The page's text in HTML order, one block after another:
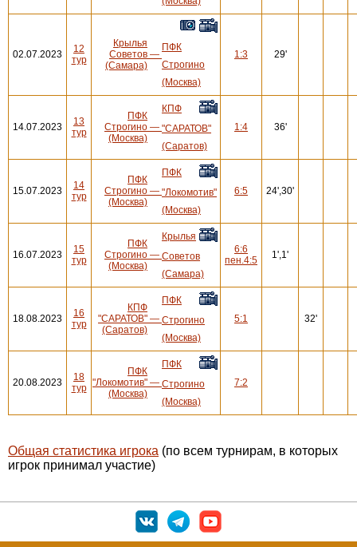
02.07.2023
12
тур
Крылья
Советов
(Самара)
—
ПФК
Строгино
(Москва)
1:3 29'
14.07.2023
13
тур
ПФК
Строгино
(Москва)
—
КПФ
"САРАТОВ"
(Саратов)
1:4 36'
15.07.2023
14
тур
ПФК
Строгино
(Москва)
—
ПФК
"Локомотив"
(Москва)
6:5 24',30'
16.07.2023
15
тур
ПФК
Строгино
(Москва)
—
Крылья
Советов
(Самара)
6:6
пен.4:5
1',1'
18.08.2023
16
тур
КПФ
"САРАТОВ"
(Саратов)
—
ПФК
Строгино
(Москва)
5:1 32'
20.08.2023
18
тур
ПФК
"Локомотив"
(Москва)
—
ПФК
Строгино
(Москва)
7:2
Общая статистика игрока (по всем турнирам, в которых
игрок принимал участие)